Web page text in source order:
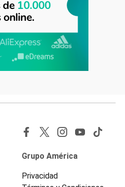
Grupo América
Privacidad